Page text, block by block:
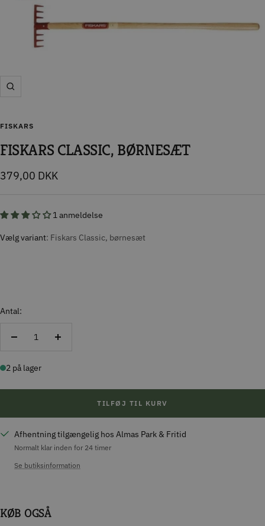
Zoom
FISKARS
FISKARS CLASSIC, BØRNESÆT
Tilbudspris
379,00 DKK
1 anmeldelse
Vælg variant Fiskars Classic, børnesæt
Antal:
Reducer
Forøg
2 på lager
TILFØJ TIL KURV
Afhentning tilgængelig hos Almas Park & Fritid
Normalt klar inden for 24 timer
Se butiksinformation
KØB OGSÅ